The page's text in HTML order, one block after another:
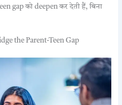
gap को deepen कर देती हैं, बिना
the Parent-Teen Gap